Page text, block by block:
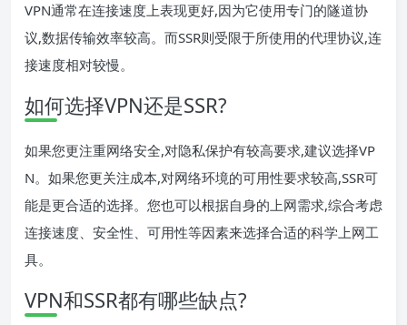
VPN通常在连接速度上表现更好,因为它使用专门的隧道协
议,数据传输效率较高。而SSR则受限于所使用的代理协议,连
接速度相对较慢。
如何选择VPN还是SSR?
如果您更注重网络安全,对隐私保护有较高要求,建议选择VP
N。如果您更关注成本,对网络环境的可用性要求较高,SSR可
能是更合适的选择。您也可以根据自身的上网需求,综合考虑
连接速度、安全性、可用性等因素来选择合适的科学上网工
具。
VPN和SSR都有哪些缺点?